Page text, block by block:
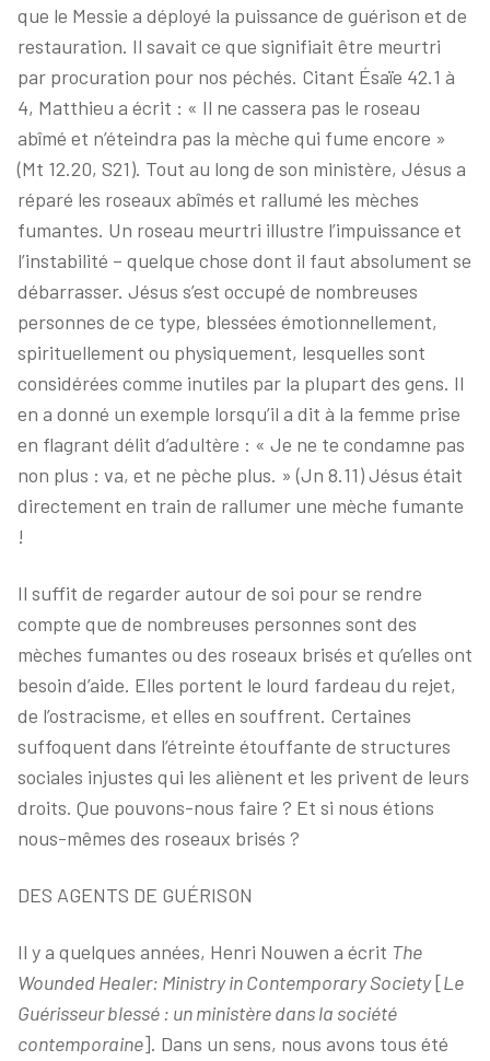
que le Messie a déployé la puissance de guérison et de
restauration. Il savait ce que signifiait être meurtri
par procuration pour nos péchés. Citant Ésaïe 42.1 à
4, Matthieu a écrit : « Il ne cassera pas le roseau
abîmé et n’éteindra pas la mèche qui fume encore »
(Mt 12.20, S21). Tout au long de son ministère, Jésus a
réparé les roseaux abîmés et rallumé les mèches
fumantes. Un roseau meurtri illustre l’impuissance et
l’instabilité – quelque chose dont il faut absolument se
débarrasser. Jésus s’est occupé de nombreuses
personnes de ce type, blessées émotionnellement,
spirituellement ou physiquement, lesquelles sont
considérées comme inutiles par la plupart des gens. Il
en a donné un exemple lorsqu’il a dit à la femme prise
en flagrant délit d’adultère : « Je ne te condamne pas
non plus : va, et ne pèche plus. » (Jn 8.11) Jésus était
directement en train de rallumer une mèche fumante
!
Il suffit de regarder autour de soi pour se rendre
compte que de nombreuses personnes sont des
mèches fumantes ou des roseaux brisés et qu’elles ont
besoin d’aide. Elles portent le lourd fardeau du rejet,
de l’ostracisme, et elles en souffrent. Certaines
suffoquent dans l’étreinte étouffante de structures
sociales injustes qui les aliènent et les privent de leurs
droits. Que pouvons-nous faire ? Et si nous étions
nous-mêmes des roseaux brisés ?
DES AGENTS DE GUÉRISON
Il y a quelques années, Henri Nouwen a écrit The
Wounded Healer: Ministry in Contemporary Society[Le
Guérisseur blessé : un ministère dans la société
contemporaine]. Dans un sens, nous avons tous été